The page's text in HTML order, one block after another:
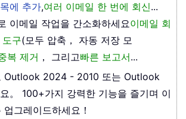
에 추가,여러 이메일 한 번에 회신...
이메일 작업을 간소화하세요이메일 회
구(모두 압축， 자동 저장 모
복 제거 ， 그리고빠른 보고서...
Outlook 2024 - 2010 또는 Outlook
。 100+가지 강력한 기능을 즐기며 이
그레이드하세요！